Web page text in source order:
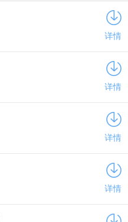
详情
详情
详情
详情